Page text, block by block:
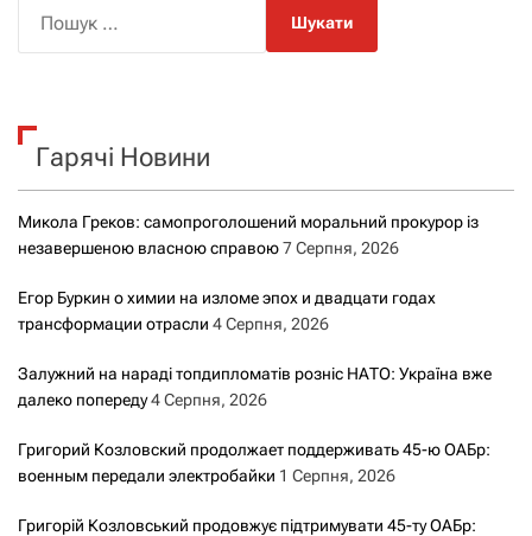
к
Гарячі Новини
Микола Греков: самопроголошений моральний прокурор із
незавершеною власною справою7 Серпня, 2026
Егор Буркин о химии на изломе эпох и двадцати годах
трансформации отрасли 4 Серпня, 2026
Залужний на нараді топдипломатів розніс НАТО: Україна вже
далеко попереду4 Серпня, 2026
Григорий Козловский продолжает поддерживать 45-ю ОАБр:
военным передали электробайки 1 Серпня, 2026
Григорій Козловський продовжує підтримувати 45-ту ОАБр: